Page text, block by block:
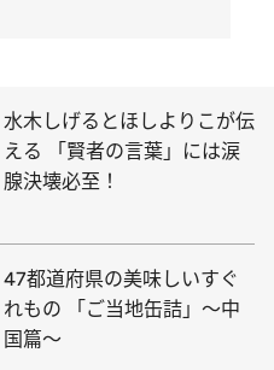
水木しげるとほしよりこが伝
える 「賢者の言葉」には涙
腺決壊必至！
47都道府県の美味しいすぐ
れもの 「ご当地缶詰」～中
国篇～